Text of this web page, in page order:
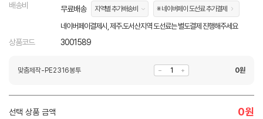
배송비 무료배송 지역별 추가배송비 ※ 네이버페이 도선료 추가결제
네이버페이결제시, 제주.도서산지역 도선료는 별도결제 진행해주세요
상품코드 3001589
맞춤제작-PE2316봉투 0원
선택 상품 금액 0원